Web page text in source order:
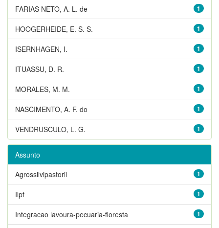
1
FARIAS NETO, A. L. de
1
HOOGERHEIDE, E. S. S.
1
ISERNHAGEN, I.
1
ITUASSU, D. R.
1
MORALES, M. M.
1
NASCIMENTO, A. F. do
1
VENDRUSCULO, L. G.
Assunto
1
Agrossilvipastoril
1
Ilpf
1
Integracao lavoura-pecuaria-floresta